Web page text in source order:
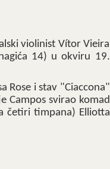
violinist Vítor Vieira
14) u okviru 19.
Rose i stav "Ciaccona"
Campos svirao komad
četiri timpana) Elliotta